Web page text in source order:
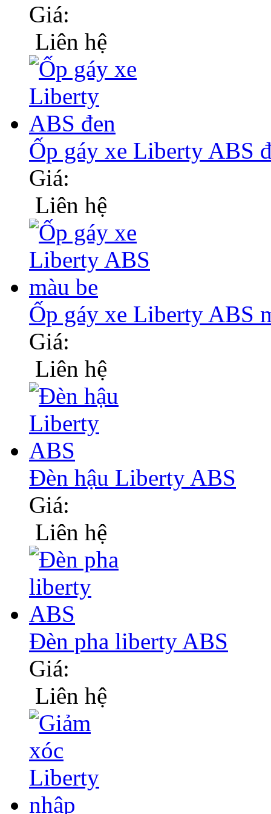
Giá:
Liên hệ
Ốp gáy xe Liberty ABS
Giá:
Liên hệ
Ốp gáy xe Liberty ABS
Giá:
Liên hệ
Đèn hậu Liberty ABS
Giá:
Liên hệ
Đèn pha liberty ABS
Giá:
Liên hệ